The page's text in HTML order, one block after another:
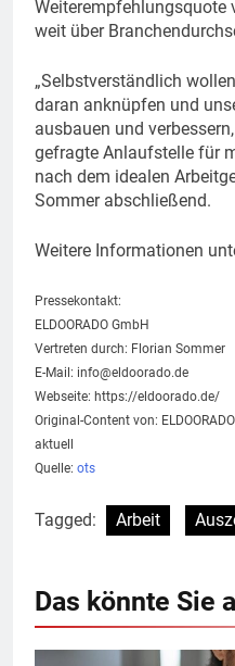
Weiterempfehlungsquote
weit über
„Selbstverständlich
daran anknüpfen und
ausbauen und
gefragte Anlaufstelle für
nach dem idealen
Sommer abschließend.
Weitere Informationen
Pressekontakt:
ELDOORADO GmbH
Vertreten durch: Florian Sommer
E-Mail: info@eldoorado.de
Webseite: https://eldoorado.de/
Original-Content von:
aktuell
Quelle: ots
Tagged: Arbeit
Das könnte Sie